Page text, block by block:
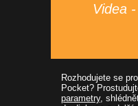
Videa
Rozhodujete se
Pocket?
parametry,